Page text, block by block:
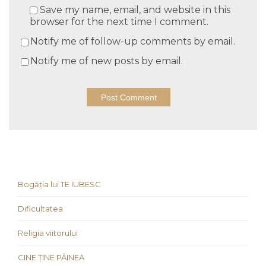
Save my name, email, and website in this
browser for the next time I comment.
Notify me of follow-up comments by email.
Notify me of new posts by email.
Bogăția lui TE IUBESC
Dificultatea
Religia viitorului
CINE ȚINE PÂINEA